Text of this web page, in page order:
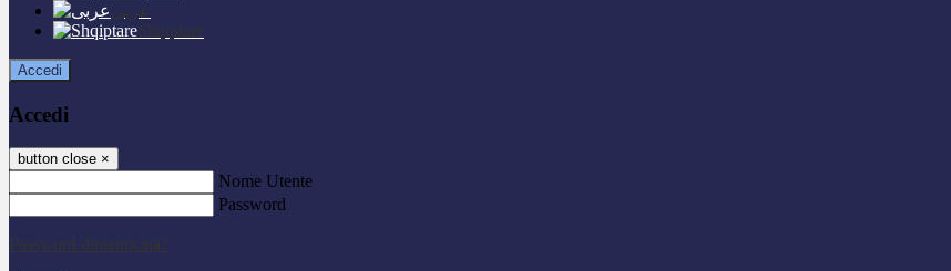
عربى
Shqiptare
Accedi
Accedi
button close ×
Nome Utente
Password
Password dimenticata?